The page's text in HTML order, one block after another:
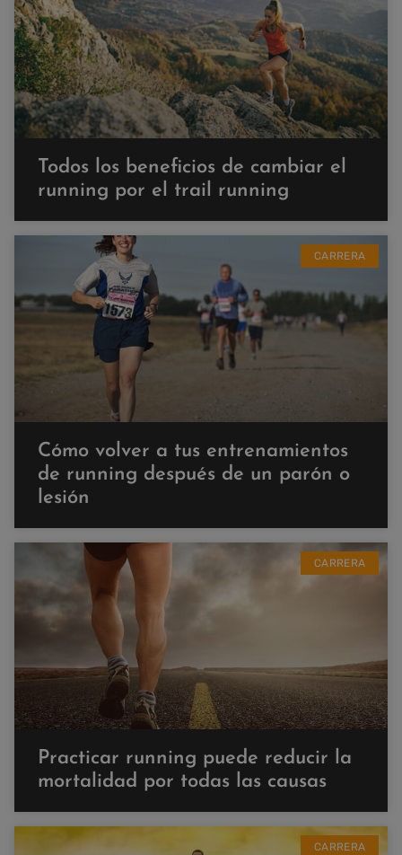
Todos los beneficios de cambiar el
running por el trail running
CARRERA
Cómo volver a tus entrenamientos
de running después de un parón o
lesión
CARRERA
Practicar running puede reducir la
mortalidad por todas las causas
CARRERA